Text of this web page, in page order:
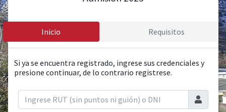
Inicio Requisitos
Si ya se encuentra registrado, ingrese sus credenciales y
presione continuar, de lo contrario registrese.